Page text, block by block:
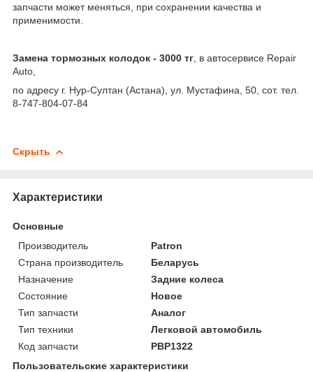
запчасти может меняться, при сохранении качества и
применимости.
Замена тормозных колодок - 3000 тг , в автосервисе Repair
Auto,
по адресу г. Нур-Султан (Астана), ул. Мустафина, 50, сот. тел.
8-747-804-07-84
Скрыть
Характеристики
Основные
Производитель
Patron
Страна производитель
Беларусь
Назначение
Задние колеса
Состояние
Новое
Тип запчасти
Аналог
Тип техники
Легковой автомобиль
Код запчасти
PBP1322
Пользовательские характеристики